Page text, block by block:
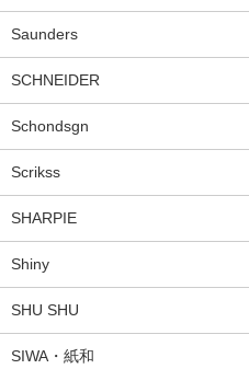
Saunders
SCHNEIDER
Schondsgn
Scrikss
SHARPIE
Shiny
SHU SHU
SIWA・紙和